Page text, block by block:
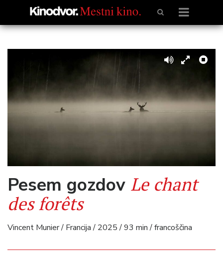
Pesem gozdov Le chant
des forêts
Vincent Munier / Francija / 2025 / 93 min / francoščina